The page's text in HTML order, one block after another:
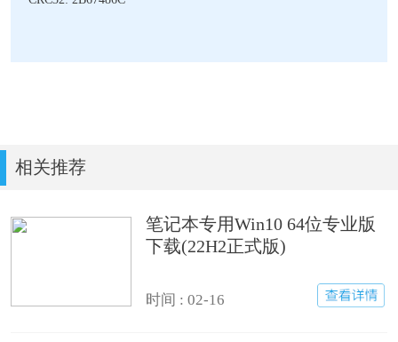
相关推荐
笔记本专用Win10 64位专业版
下载(22H2正式版)
时间 : 02-16